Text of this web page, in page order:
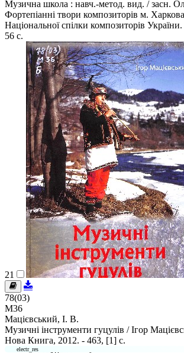
Музична школа : навч.-метод. вид. / засн.
Фортепіанні твори композиторів м.
Національної спілки композиторів
56 с.
21
78(03)
М36
Мацієвський, І. В.
Музичні інструменти гуцулів / Ігор
Нова Книга, 2012. - 463, [1] c.
electr_res